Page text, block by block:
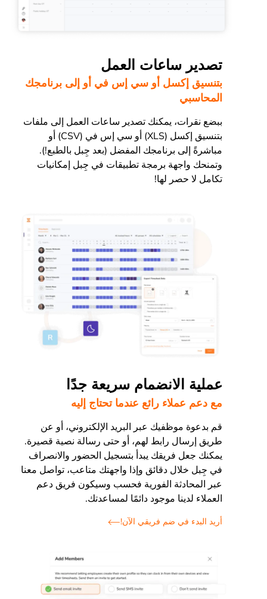
تصدير ساعات العمل
بتنسيق إكسل أو سي إس في أو إلى برنامجك
المحاسبي
ببضع نقرات، يمكنك تصدير ساعات العمل إلى ملفات
بتنسيق إكسل (XLS) أو سي إس في (CSV) أو
مباشرةً إلى برنامجك المفضل (بعد جِبل بالطبع!).
وتمنحك واجهة برمجة تطبيقات في جِبل إمكانيات
تكامل لا حصر لها!
عملية الانضمام سريعة جدًا
مع دعم عملاء رائع عندما تحتاج إليه
قم بدعوة موظفيك عبر البريد الإلكتروني، أو عن
طريق إرسال رابط لهم، أو حتى رسالة نصية قصيرة.
يمكنك جعل فريقك يبدأ بتسجيل الحضور والانصراف
في جِبل خلال دقائق وإذا واجهتك متاعب، تواصل معنا
عبر المحادثة الفورية فحسب وسيكون فريق دعم
العملاء لدينا موجود دائمًا لمساعدتك.
أريد البدء في ضم فريقي الآن!